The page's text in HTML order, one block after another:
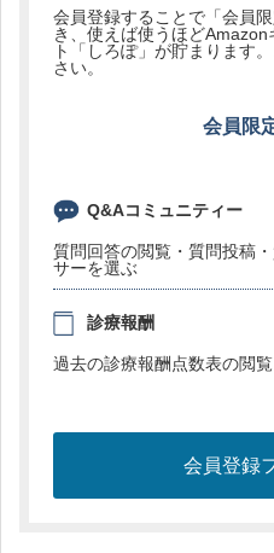
会員登録することで「会員
き、使えば使うほど
ト「しろぽ」が貯まります
さい。
会員限
Q&Aコミュニティー
質問回答の閲覧・質問投稿
サーを選ぶ
診療報酬
過去の診療報酬点数表の閲覧
会員登録